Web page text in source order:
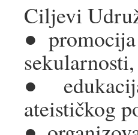
Ciljevi
●
sekularnosti,
●
ateističkog